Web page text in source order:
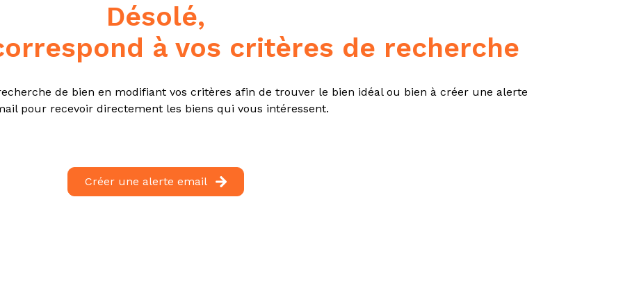
désolé,
à vos critères de recherche
de bien en modifiant vos critères afin de trouver le bien idéal ou bien à créer une alerte
pour recevoir directement les biens qui vous intéressent.
Créer une alerte email